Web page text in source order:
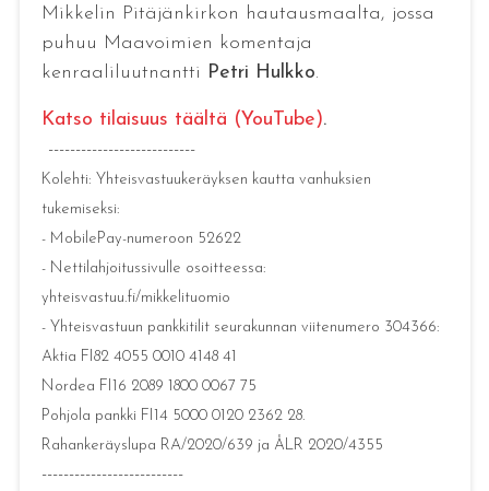
Mikkelin Pitäjänkirkon hautausmaalta, jossa
puhuu Maavoimien komentaja
kenraaliluutnantti Petri Hulkko.
Katso tilaisuus täältä (YouTube).
---------------------------
Kolehti: Yhteisvastuukeräyksen kautta vanhuksien
tukemiseksi:
- MobilePay-numeroon 52622
- Nettilahjoitussivulle osoitteessa:
yhteisvastuu.fi/mikkelituomio
- Yhteisvastuun pankkitilit seurakunnan viitenumero 304366:
Aktia FI82 4055 0010 4148 41
Nordea FI16 2089 1800 0067 75
Pohjola pankki FI14 5000 0120 2362 28.
Rahankeräyslupa RA/2020/639 ja ÅLR 2020/4355
--------------------------